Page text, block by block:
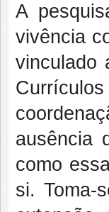
A
vivência
vinculado
ausência
como
si. Toma-